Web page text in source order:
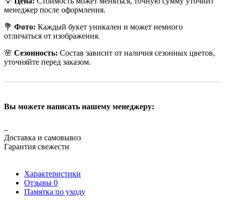
менеджер после оформления.
💐 Фото: Каждый букет уникален и может немного
отличаться от изображения.
🌸 Сезонность: Состав зависит от наличия сезонных цветов,
уточняйте перед заказом.
Вы можете написать нашему менеджеру:
Доставка и самовывоз
Гарантия свежести
Характеристики
Отзывы 0
Памятка по уходу